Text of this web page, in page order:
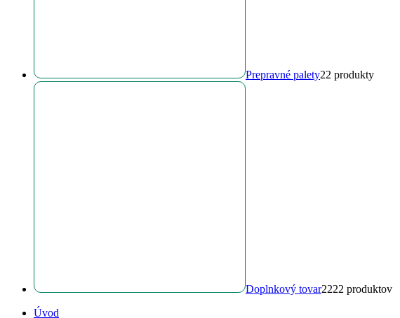
Prepravné palety22 produkty
Doplnkový tovar2222 produktov
Úvod